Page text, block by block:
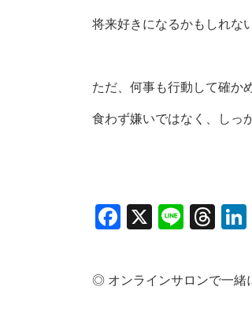
将来好きになるかもしれな
ただ、何事も行動して確か
食わず嫌いではなく、しっ
Facebook
X Line
◎ オンラインサロンで一緒